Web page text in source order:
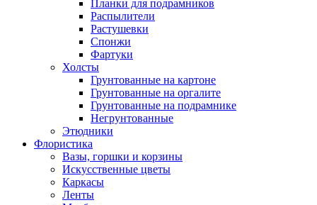
Планки для подрамников
Распылители
Растушевки
Спонжи
Фартуки
Холсты
Грунтованные на картоне
Грунтованные на оргалите
Грунтованные на подрамнике
Негрунтованные
Этюдники
Флористика
Вазы, горшки и корзины
Искусственные цветы
Каркасы
Ленты